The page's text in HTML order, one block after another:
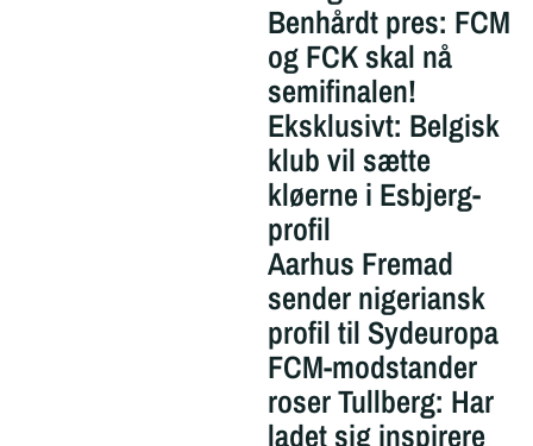
Benhårdt pres: FCM
og FCK skal nå
semifinalen!
Eksklusivt: Belgisk
klub vil sætte
kløerne i Esbjerg-
profil
Aarhus Fremad
sender nigeriansk
profil til Sydeuropa
FCM-modstander
roser Tullberg: Har
ladet sig inspirere